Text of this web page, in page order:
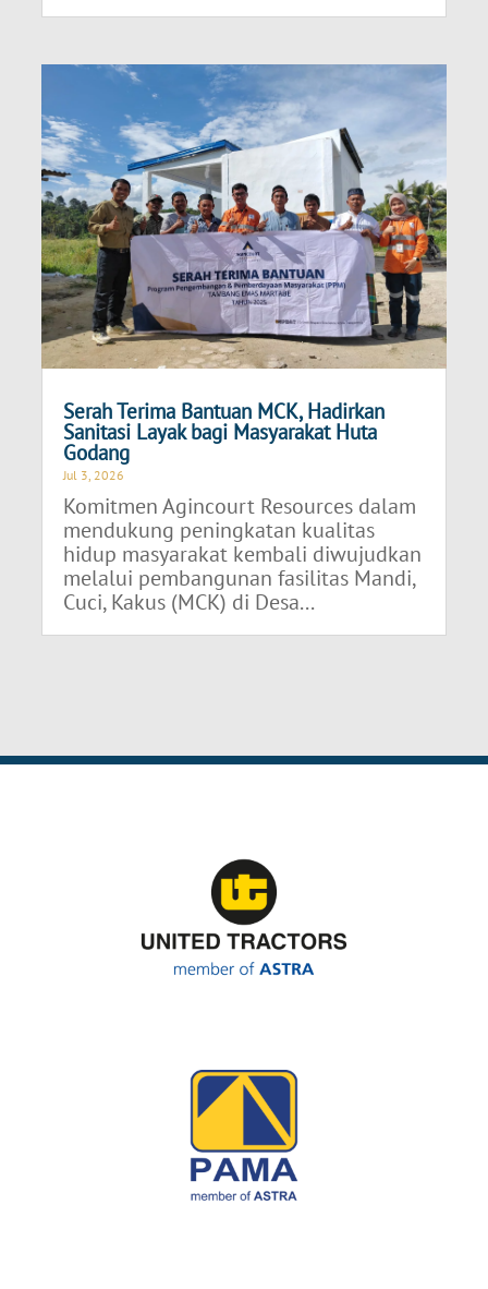
Serah Terima Bantuan MCK, Hadirkan
Sanitasi Layak bagi Masyarakat Huta
Godang
Jul 3, 2026
Komitmen Agincourt Resources dalam
mendukung peningkatan kualitas
hidup masyarakat kembali diwujudkan
melalui pembangunan fasilitas Mandi,
Cuci, Kakus (MCK) di Desa...